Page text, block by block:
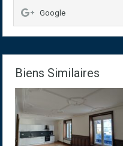
Google
Biens Similaires